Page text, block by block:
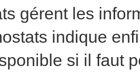
gérent les
indique
si il faut